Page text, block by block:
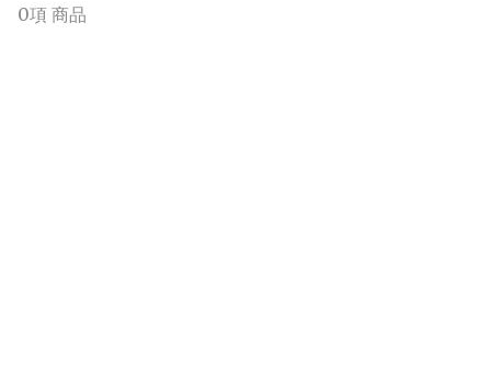
0項 商品